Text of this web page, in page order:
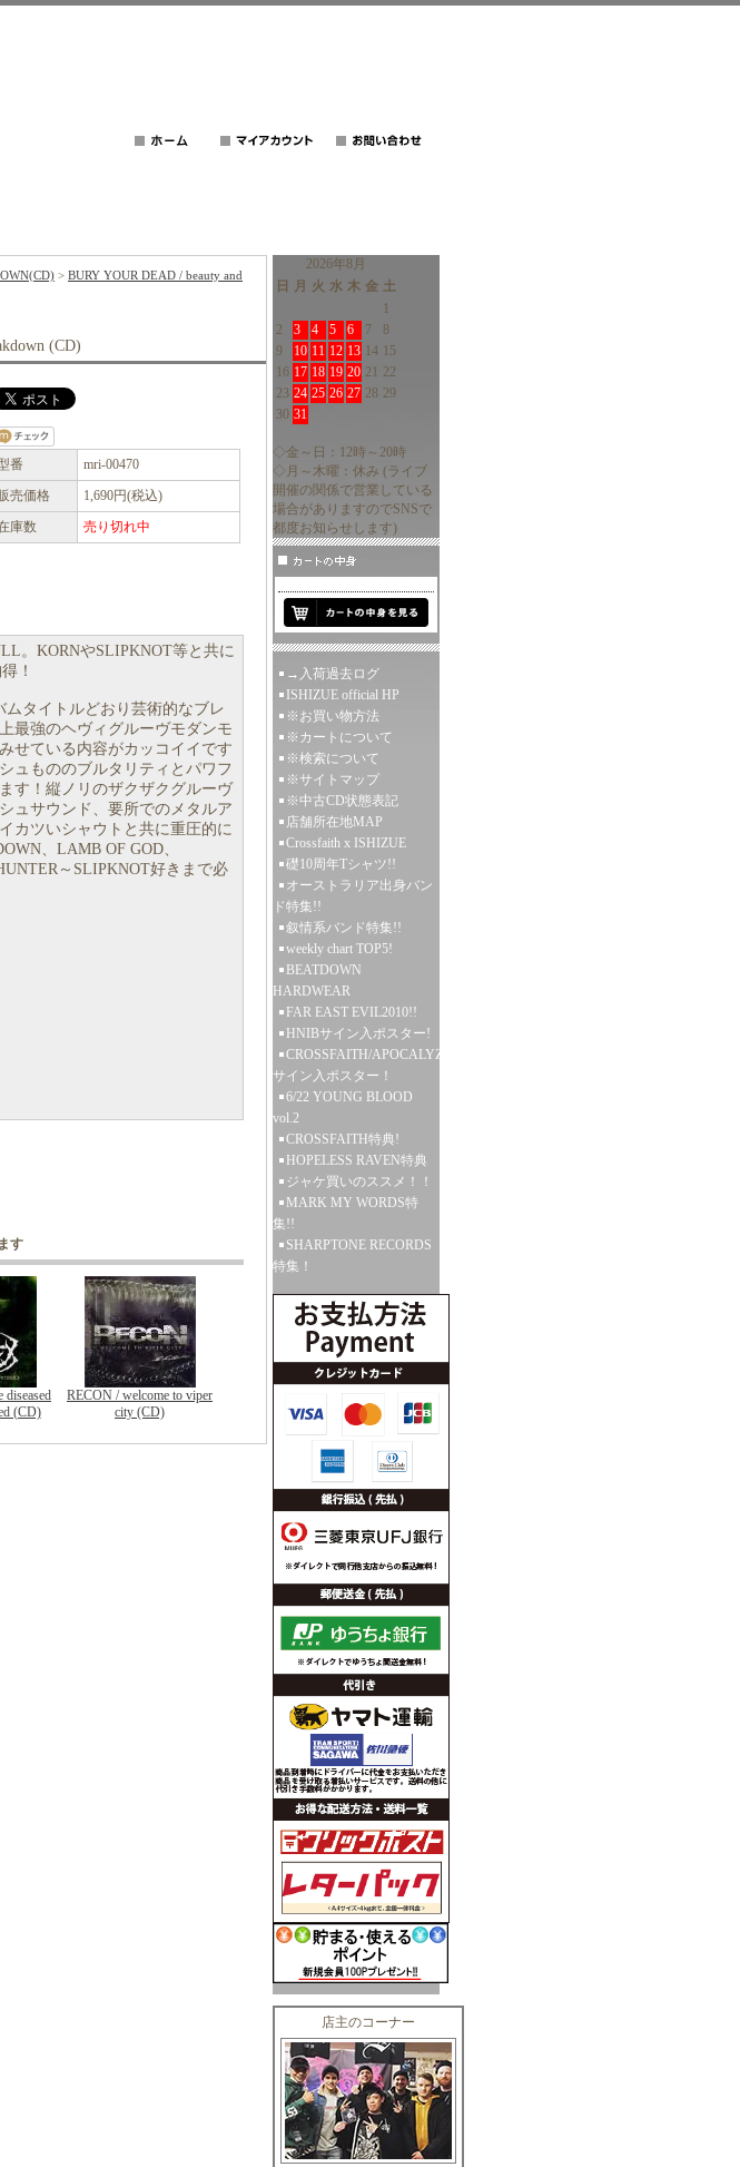
> BURY YOUR DEAD / beauty and
(CD)
番
mri-00470
売価格
1,690円(税込)
庫数
売り切れ中
。KORNやSLIPKNOT等と共に
！
タイトルどおり芸術的なブレ
最強のヘヴィグルーヴモダンモ
せている内容がカッコイイです
ュもののブルタリティとパワフ
す！縦ノリのザクザクグルーヴ
ュサウンド、要所でのメタルア
カツいシャウトと共に重圧的に
、LAMB OF GOD、
～SLIPKNOT好きまで必
す
(CD)
RECON / welcome to viper
city (CD)
2026年8月
日
月 火 水 木 金 土
1
2
3 4 5 6 7
8
9
10 11 12 13 14 15
16 17 18 19 20 21 22
23 24 25 26 27 28 29
30 31
◇金～日：12時～20時
◇月～木曜：休み (ライブ
開催の関係で営業している
場合がありますのでSNSで
都度お知らせします)
→入荷過去ログ
ISHIZUE official HP
※お買い物方法
※カートについて
※検索について
※サイトマップ
※中古CD状態表記
店舗所在地MAP
Crossfaith x ISHIZUE
礎10周年Tシャツ!!
オーストラリア出身バン
ド特集!!
叙情系バンド特集!!
weekly chart TOP5!
BEATDOWN
HARDWEAR
FAR EAST EVIL2010!!
HNIBサイン入ポスター!
CROSSFAITH/APOCALYZE
サイン入ポスター！
6/22 YOUNG BLOOD
vol.2
CROSSFAITH特典!
HOPELESS RAVEN特典
ジャケ買いのススメ！！
MARK MY WORDS特
集!!
SHARPTONE RECORDS
特集！
店主のコーナー